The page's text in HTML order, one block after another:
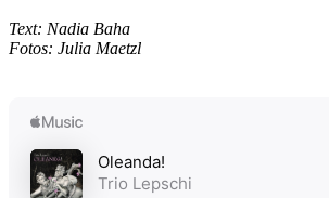
Text: Nadia Baha
Fotos: Julia Maetzl